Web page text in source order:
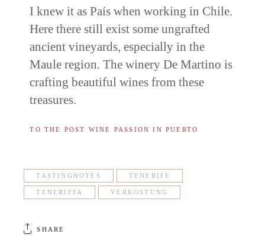
I knew it as País when working in Chile.
Here there still exist some ungrafted
ancient vineyards, especially in the
Maule region. The winery De Martino is
crafting beautiful wines from these
treasures.
TO THE POST WINE PASSION IN PUERTO
TASTINGNOTES TENERIFE
TENERIFFA VERKOSTUNG
SHARE